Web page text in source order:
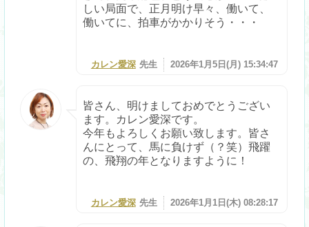
しい局面で、正月明け早々、働いて、
働いてに、拍車がかかりそう・・・
カレン愛深 先生 2026年1月5日(月) 15:34:47
皆さん、明けましておめでとうござい
ます。カレン愛深です。
今年もよろしくお願い致します。皆さ
んにとって、馬に負けず（？笑）飛躍
の、飛翔の年となりますように！
カレン愛深 先生 2026年1月1日(木) 08:28:17